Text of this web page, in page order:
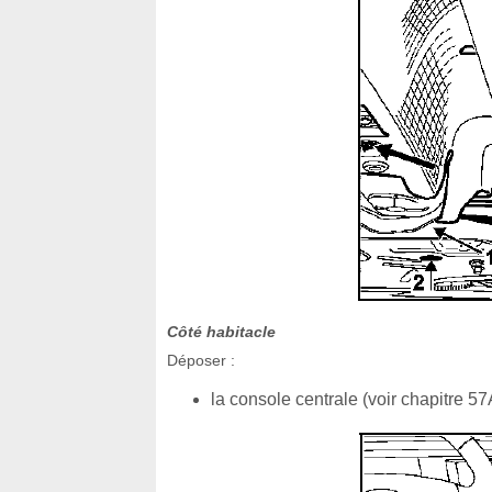
Côté habitacle
Déposer :
la console centrale (voir chapitre